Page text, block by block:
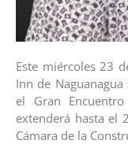
Este miércoles 23
Inn de
el Gran
extenderá hasta el
Cámara de la